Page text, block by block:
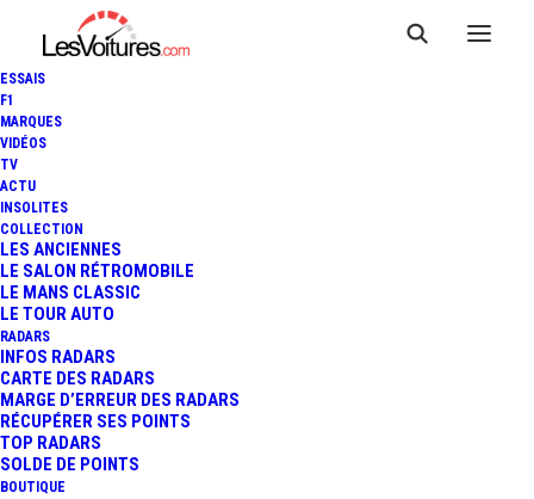
ESSAIS
F1
MARQUES
VIDÉOS
TV
ACTU
INSOLITES
COLLECTION
LES ANCIENNES
LE SALON RÉTROMOBILE
LE MANS CLASSIC
LE TOUR AUTO
RADARS
INFOS RADARS
CARTE DES RADARS
MARGE D’ERREUR DES RADARS
RÉCUPÉRER SES POINTS
TOP RADARS
SOLDE DE POINTS
BOUTIQUE
PRENDRE LA PISTE, OBJECTIF
LES 24 HEURES DU MANS